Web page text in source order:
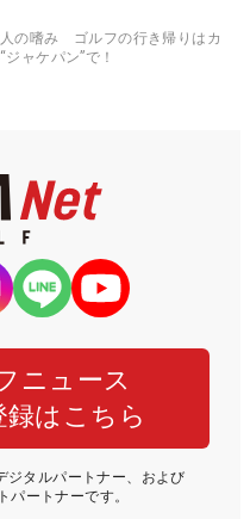
人の嗜み ゴルフの行き帰りはカ
ジャケパン”で！
ニュース
はこちら
ジタルパートナー、および
パートナーです。